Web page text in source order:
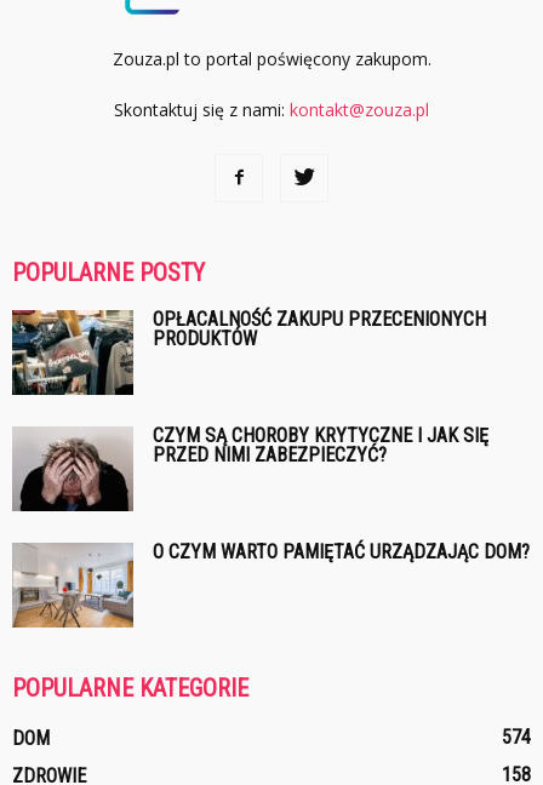
Zouza.pl to portal poświęcony zakupom.
Skontaktuj się z nami: kontakt@zouza.pl
POPULARNE POSTY
OPŁACALNOŚĆ ZAKUPU PRZECENIONYCH
PRODUKTÓW
CZYM SĄ CHOROBY KRYTYCZNE I JAK SIĘ
PRZED NIMI ZABEZPIECZYĆ?
O CZYM WARTO PAMIĘTAĆ URZĄDZAJĄC DOM?
POPULARNE KATEGORIE
DOM
574
ZDROWIE
158